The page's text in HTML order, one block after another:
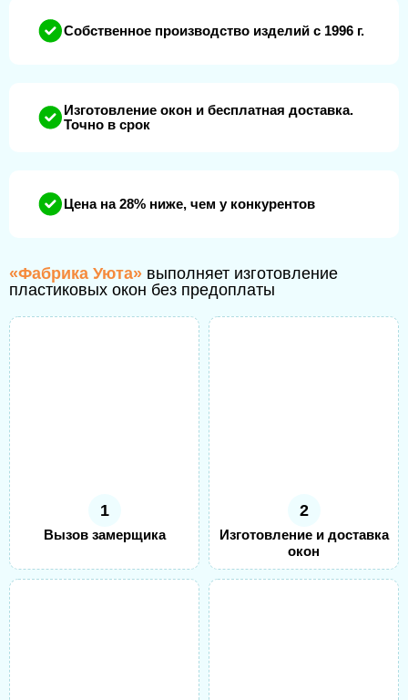
Собственное производство изделий с 1996 г.
Изготовление окон и бесплатная доставка.
Точно в срок
Цена на 28% ниже, чем у конкурентов
«Фабрика Уюта» выполняет изготовление
пластиковых окон без предоплаты
1
Вызов замерщика
2
Изготовление и доставка
окон